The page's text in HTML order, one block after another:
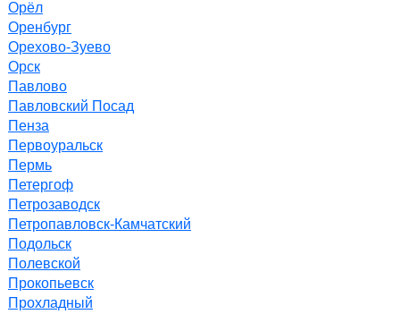
Орёл
Оренбург
Орехово-Зуево
Орск
Павлово
Павловский Посад
Пенза
Первоуральск
Пермь
Петергоф
Петрозаводск
Петропавловск-Камчатский
Подольск
Полевской
Прокопьевск
Прохладный